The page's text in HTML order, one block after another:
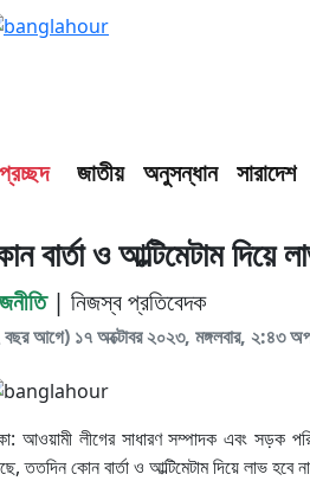
প্রচ্ছদ জাতীয় অনুসন্ধান সারাদেশ
বার্তা ও আল্টিমেটাম দিয়ে
| নিজস্ব প্রতিবেদক
আগে) ১৭ অক্টোবর ২০২৩, মঙ্গলবার, ২:৪৩
আওয়ামী লীগের সাধারণ সম্পাদক এবং সড়ক
ততদিন কোন বার্তা ও আল্টিমেটাম দিয়ে লাভ হবে